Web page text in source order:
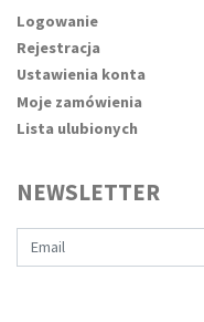
Logowanie
Rejestracja
Ustawienia konta
Moje zamówienia
Lista ulubionych
NEWSLETTER